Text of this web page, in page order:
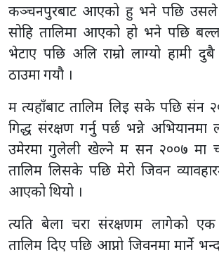
कञ्चनपुरबाट आएको हु भने पछि उसले
सोहि तालिमा आएको हो भने पछि
भेटाए पछि अलि राम्रो लाग्यो हामी
ठाउमा गयौ ।
म त्यहाँबाट तालिम लिइ सके पछि संन
गिद्ध संरक्षण गर्नु पर्छ भन्ने अभियानमा
उमेरमा गुलेली खेल्ने म सन २००७ मा
तालिम लिसके पछि मेरो जिवन
आएको थियो ।
त्यति बेला चरा संरक्षणम लागेको
तालिम दिए पछि आप्नो जिवनमा मार्ने